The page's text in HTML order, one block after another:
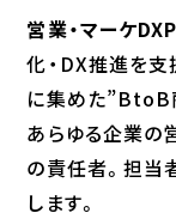
営業・マーケ
化・DX推進を支
に集めた”BtoB
あらゆる企業の
の責任者。担当
します。